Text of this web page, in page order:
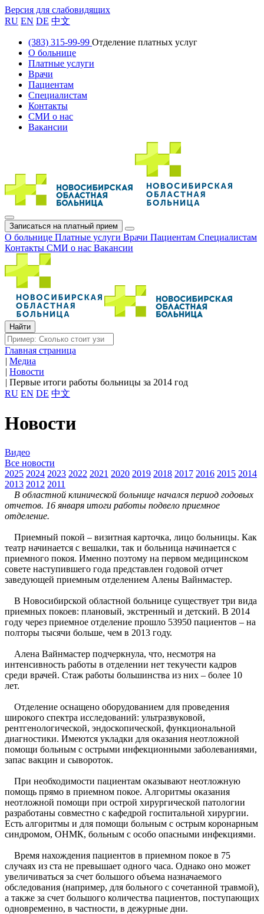
Версия для слабовидящих
RU EN DE 中文
(383) 315-99-99 Отделение платных услуг
О больнице
Платные услуги
Врачи
Пациентам
Специалистам
Контакты
СМИ о нас
Вакансии
Записаться на платный прием
О больнице Платные услуги Врачи Пациентам Специалистам
Контакты СМИ о нас Вакансии
Главная страница
| Медиа
| Новости
| Первые итоги работы больницы за 2014 год
RU EN DE 中文
Новости
Видео
Все новости
2025 2024 2023 2022 2021 2020 2019 2018 2017 2016 2015 2014
2013 2012 2011
В областной клинической больнице начался период годовых
отчетов. 16 января итоги работы подвело приемное
отделение.
Приемный покой – визитная карточка, лицо больницы. Как
театр начинается с вешалки, так и больница начинается с
приемного покоя. Именно поэтому на первом медицинском
совете наступившего года представлен годовой отчет
заведующей приемным отделением Алены Вайнмастер.
В Новосибирской областной больнице существует три вида
приемных покоев: плановый, экстренный и детский. В 2014
году через приемное отделение прошло 53950 пациентов – на
полторы тысячи больше, чем в 2013 году.
Алена Вайнмастер подчеркнула, что, несмотря на
интенсивность работы в отделении нет текучести кадров
среди врачей. Стаж работы большинства из них – более 10
лет.
Отделение оснащено оборудованием для проведения
широкого спектра исследований: ультразвуковой,
рентгенологической, эндоскопической, функциональной
диагностики. Имеются укладки для оказания неотложной
помощи больным с острыми инфекционными заболеваниями,
запас вакцин и сывороток.
При необходимости пациентам оказывают неотложную
помощь прямо в приемном покое. Алгоритмы оказания
неотложной помощи при острой хирургической патологии
разработаны совместно с кафедрой госпитальной хирургии.
Есть алгоритмы и для помощи больным с острым коронарным
синдромом, ОНМК, больным с особо опасными инфекциями.
Время нахождения пациентов в приемном покое в 75
случаях из ста не превышает одного часа. Однако оно может
увеличиваться за счет большого объема назначаемого
обследования (например, для больного с сочетанной травмой),
а также за счет большого количества пациентов, поступающих
одновременно, в частности, в дежурные дни.